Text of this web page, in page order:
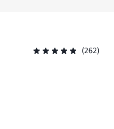
(262)